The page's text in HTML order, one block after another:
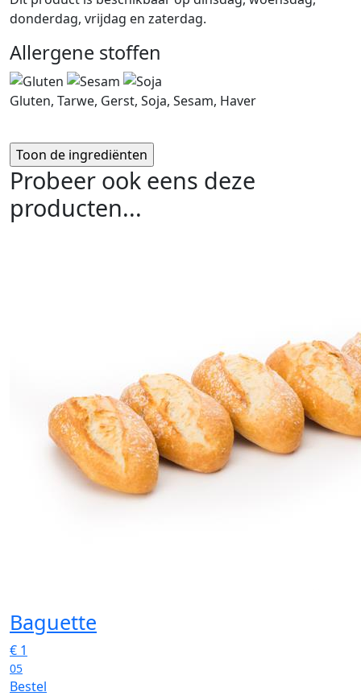
donderdag, vrijdag en zaterdag.
Allergene stoffen
Gluten, Tarwe, Gerst, Soja, Sesam, Haver
Probeer ook eens deze
producten...
Baguette
€ 1
05
Bestel